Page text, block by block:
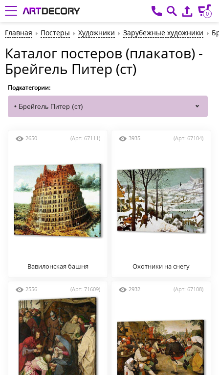
0
Главная Постеры Художники Зарубежные художники
Каталог постеров (плакатов) -
Брейгель Питер (ст)
Подкатегории:
2650 (Арт: 67111)
Вавилонская башня
3935 (Арт: 67104)
Охотники на снегу
2556 (Арт: 71609) 2932 (Арт: 67108)